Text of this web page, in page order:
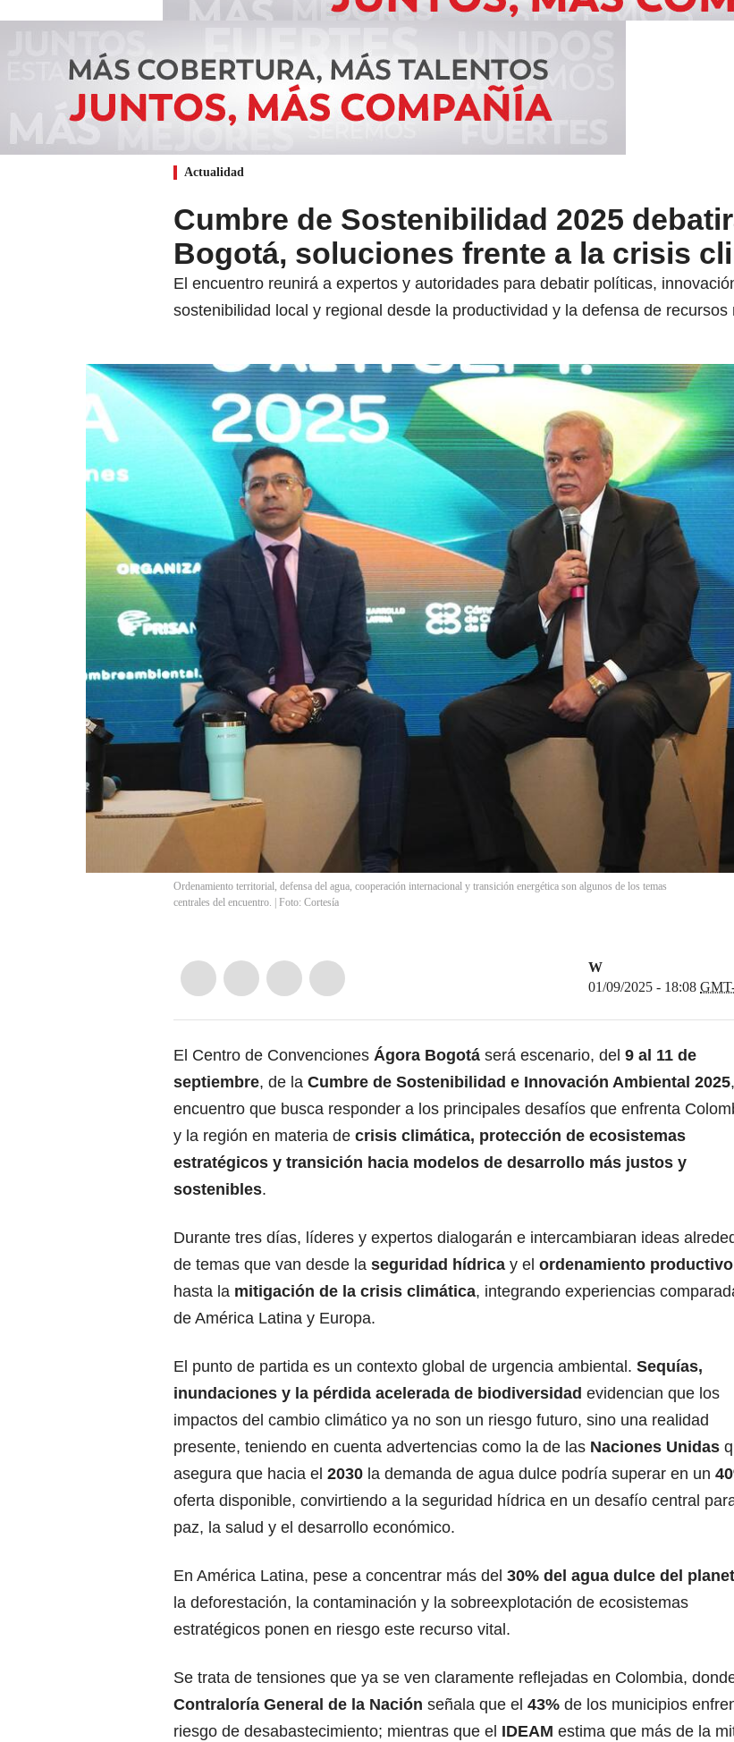
Actualidad
Cumbre de Sostenibilidad 2025
Bogotá, soluciones frente a la crisis
El encuentro reunirá a expertos y autoridades para debatir políticas,
sostenibilidad local y regional desde la productividad y la defensa de recursos
Ordenamiento territorial, defensa del agua, cooperación internacional y transición energética son algunos de los temas
centrales del encuentro. | Foto: Cortesía
W
01/09/2025 - 18:08
El Centro de Convenciones Ágora Bogotá será escenario, del 9 al 11 de
septiembre, de la Cumbre de Sostenibilidad e Innovación Ambiental 2025
encuentro que busca responder a los principales desafíos que enfrenta
y la región en materia de crisis climática, protección de ecosistemas
estratégicos y transición hacia modelos de desarrollo más justos y
sostenibles.
Durante tres días, líderes y expertos dialogarán e intercambiaran ideas
de temas que van desde la seguridad hídrica y el ordenamiento productivo
hasta la mitigación de la crisis climática, integrando experiencias
de América Latina y Europa.
El punto de partida es un contexto global de urgencia ambiental. Sequías,
inundaciones y la pérdida acelerada de biodiversidad evidencian que los
impactos del cambio climático ya no son un riesgo futuro, sino una realidad
presente, teniendo en cuenta advertencias como la de las Naciones Unidas
asegura que hacia el 2030 la demanda de agua dulce podría superar en un
oferta disponible, convirtiendo a la seguridad hídrica en un desafío central
paz, la salud y el desarrollo económico.
En América Latina, pese a concentrar más del 30% del agua dulce del
la deforestación, la contaminación y la sobreexplotación de ecosistemas
estratégicos ponen en riesgo este recurso vital.
Se trata de tensiones que ya se ven claramente reflejadas en Colombia,
Contraloría General de la Nación señala que el 43% de los municipios
riesgo de desabastecimiento; mientras que el IDEAM estima que más de la